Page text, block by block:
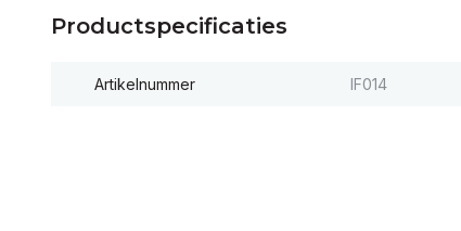
Productspecificaties
Artikelnummer IF014